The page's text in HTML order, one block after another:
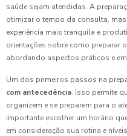
saúde sejam atendidas. A
otimizar o tempo da consulta,
experiência mais tranquila e
orientações sobre como preparar
abordando aspectos práticos e
Um dos primeiros passos na
com antecedência. Isso permite
organizem e se preparem para o
importante escolher um horário
em consideração sua rotina e